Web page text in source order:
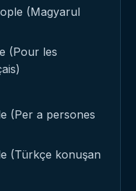
(Magyarul
(Pour les
(Per a persones
(Türkçe konuşan